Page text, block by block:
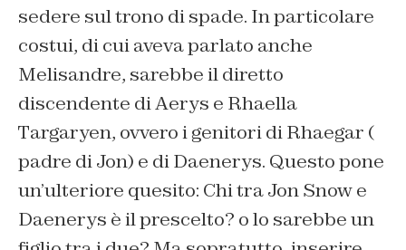
sedere sul trono di spade. In particolare
costui, di cui aveva parlato anche
Melisandre, sarebbe il diretto
discendente di Aerys e Rhaella
Targaryen, ovvero i genitori di Rhaegar (
padre di Jon) e di Daenerys. Questo pone
un’ulteriore quesito: Chi tra Jon Snow e
Daenerys è il prescelto? o lo sarebbe un